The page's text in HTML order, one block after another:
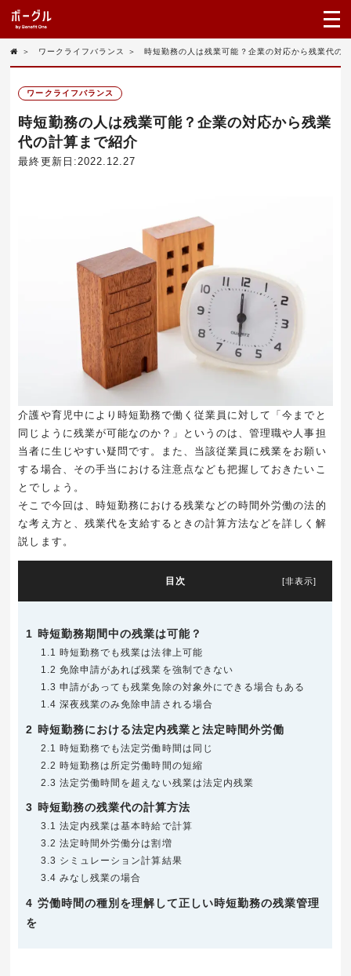
＞ ワークライフバランス ＞ 時短勤務の人は残業可能？企業の対応から残業代の
ワークライフバランス
時短勤務の人は残業可能？企業の対応から残業
代の計算まで紹介
最終更新日:2022.12.27
介護や育児中により時短勤務で働く従業員に対して「今までと
同じように残業が可能なのか？」というのは、管理職や人事担
当者に生じやすい疑問です。また、当該従業員に残業をお願い
する場合、その手当における注意点なども把握しておきたいこ
とでしょう。
そこで今回は、時短勤務における残業などの時間外労働の法的
な考え方と、残業代を支給するときの計算方法などを詳しく解
説します。
目次 [非表示]
1 時短勤務期間中の残業は可能？
1.1 時短勤務でも残業は法律上可能
1.2 免除申請があれば残業を強制できない
1.3 申請があっても残業免除の対象外にできる場合もある
1.4 深夜残業のみ免除申請される場合
2 時短勤務における法定内残業と法定時間外労働
2.1 時短勤務でも法定労働時間は同じ
2.2 時短勤務は所定労働時間の短縮
2.3 法定労働時間を超えない残業は法定内残業
3 時短勤務の残業代の計算方法
3.1 法定内残業は基本時給で計算
3.2 法定時間外労働分は割増
3.3 シミュレーション計算結果
3.4 みなし残業の場合
4 労働時間の種別を理解して正しい時短勤務の残業管理
を